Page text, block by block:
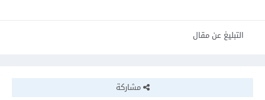
التبليغ عن مقال
مشاركة